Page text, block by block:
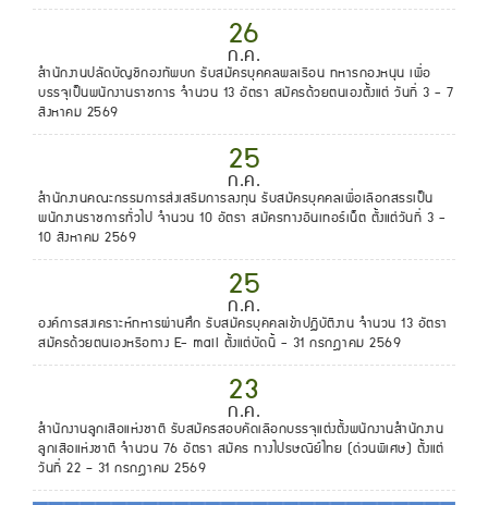
26
ก.ค.
สำนักงานปลัดบัญชีกองทัพบก รับสมัครบุคคลพลเรือน ทหารกองหนุน เพื่อ
บรรจุเป็นพนักงานราชการ จำนวน 13 อัตรา สมัครด้วยตนเองตั้งแต่ วันที่ 3 - 7
สิงหาคม 2569
25
ก.ค.
สำนักงานคณะกรรมการส่งเสริมการลงทุน รับสมัครบุคคลเพื่อเลือกสรรเป็น
พนักงานราชการทั่วไป จำนวน 10 อัตรา สมัครทางอินเทอร์เน็ต ตั้งแต่วันที่ 3 -
10 สิงหาคม 2569
25
ก.ค.
องค์การสงเคราะห์ทหารผ่านศึก รับสมัครบุคคลเข้าปฏิบัติงาน จำนวน 13 อัตรา
สมัครด้วยตนเองหรือทาง E- mail ตั้งแต่บัดนี้ - 31 กรกฎาคม 2569
23
ก.ค.
สํานักงานลูกเสือแห่งชาติ รับสมัครสอบคัดเลือกบรรจุแต่งตั้งพนักงานสํานักงาน
ลูกเสือแห่งชาติ จำนวน 76 อัตรา สมัคร ทางไปรษณีย์ไทย (ด่วนพิเศษ) ตั้งแต่
วันที่ 22 – 31 กรกฎาคม 2569